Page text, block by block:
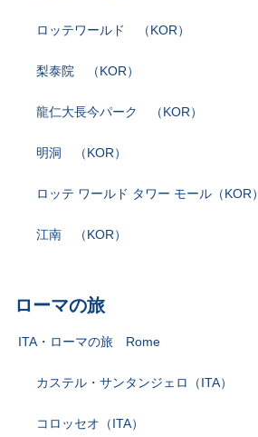
ロッテワールド （KOR）
梨泰院 （KOR）
龍仁大長今パーク （KOR）
明洞 （KOR）
ロッテ ワールド タワー モール（KOR）
江南 （KOR）
ローマの旅
ITA・ローマの旅 Rome
カステル・サンタンジェロ（ITA）
コロッセオ（ITA）